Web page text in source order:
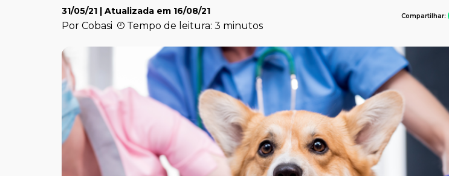
31/05/21 | Atualizada em 16/08/21
Por Cobasi Tempo de leitura: 3 minutos
Compartilhar: